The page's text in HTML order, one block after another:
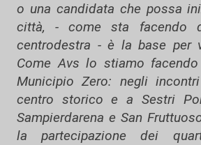
o una candidata che possa
città, - come sta facendo
centrodestra - è la base per
Come Avs lo stiamo
Municipio Zero: negli
centro storico e a Sestri
Sampierdarena e San
la partecipazione dei